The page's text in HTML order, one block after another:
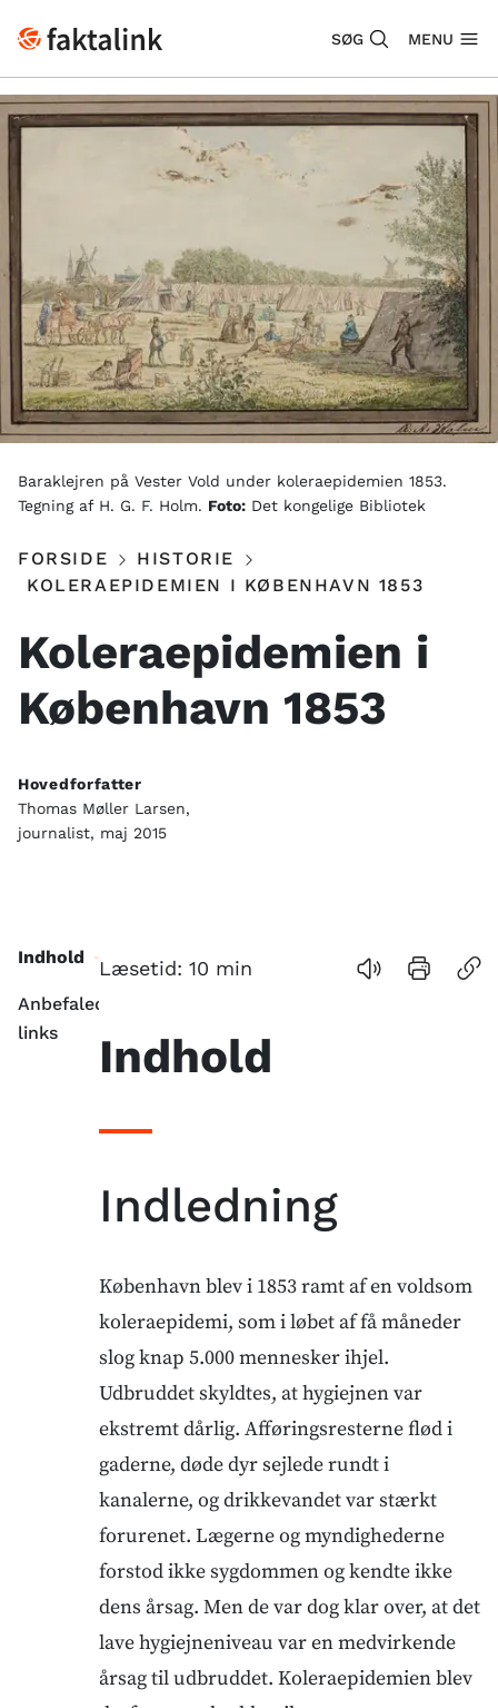
SØG MENU
Baraklejren på Vester Vold under koleraepidemien 1853.
Tegning af H. G. F. Holm. Foto: Det kongelige Bibliotek
FORSIDE
HISTORIE
KOLERAEPIDEMIEN I KØBENHAVN 1853
Koleraepidemien i
København 1853
Hovedforfatter
Thomas Møller Larsen,
journalist, maj 2015
Indhold
Anbefalede
links
Læsetid: 10 min
Indhold
Indledning
København blev i 1853 ramt af en voldsom
koleraepidemi, som i løbet af få måneder
slog knap 5.000 mennesker ihjel.
Udbruddet skyldtes, at hygiejnen var
ekstremt dårlig. Afføringsresterne flød i
gaderne, døde dyr sejlede rundt i
kanalerne, og drikkevandet var stærkt
forurenet. Lægerne og myndighederne
forstod ikke sygdommen og kendte ikke
dens årsag. Men de var dog klar over, at det
lave hygiejneniveau var en medvirkende
årsag til udbruddet. Koleraepidemien blev